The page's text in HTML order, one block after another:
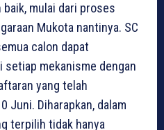
mulai dari proses
Mukota nantinya. SC
calon dapat
setiap mekanisme dengan
yang telah
Juni. Diharapkan, dalam
terpilih tidak hanya